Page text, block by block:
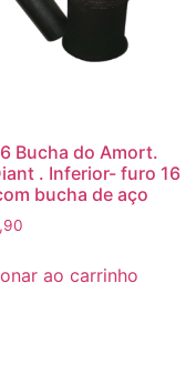
Bucha do Amort.
. Inferior- furo 16
bucha de aço
ao carrinho